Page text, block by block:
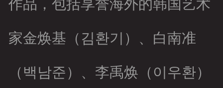
作品，包括享誉海外的韩国艺术
家金焕基（김환기）、白南准
（백남준）、李禹焕（이우환）